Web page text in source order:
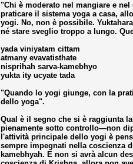
"Chi è moderato nel mangiare e
praticare il sistema yoga a casa,
yogi. No, non è possibile.
né stare sveglio troppo a lungo.
yada viniyatam cittam
atmany evavatisthate
nisprihah sarva-kamebhyo
yukta ity ucyate tada
"Quando lo yogi giunge, con la
dello yoga".
Qual è il segno che si è raggiunta
pienamente sotto controllo—non
l'attività principale dello yogi è
sempre impegnati nella coscienza
kamebhyah. E non si avrà alcun